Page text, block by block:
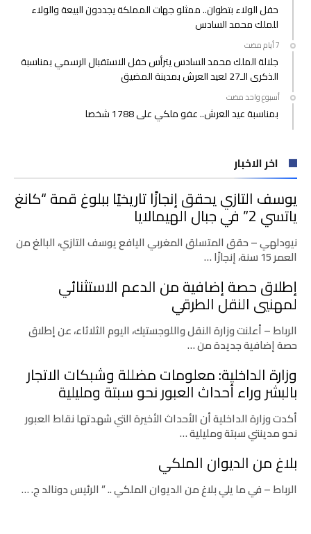
حفل الولاء بتطوان.. ممثلو جهات المملكة يجددون البيعة والولاء
للملك محمد السادس
جلالة الملك محمد السادس يترأس حفل الاستقبال الرسمي بمناسبة
الذكرى الـ27 لعيد العرش بمدينة المضيق
‫‫‫‏‫أسبوع واحد مضت‬
بمناسبة عيد العرش.. عفو ملكي على 1788 شخصا
اخر الاخبار
يوسف التازي يحقق إنجازًا تاريخيًا ببلوغ قمة “كانغ
ياتسي 2” في جبال الهيمالايا
نيودلهي – حقق المتسلق المغربي اليافع يوسف التازي، البالغ من
العمر 15 سنة، إنجازًا …
إطلاق حصة إضافية من الدعم الاستثنائي
لمهنيي النقل الطرقي
الرباط – أعلنت وزارة النقل واللوجستيك، اليوم الثلاثاء، عن إطلاق
حصة إضافية جديدة من …
وزارة الداخلية: معلومات مضللة وشبكات الاتجار
بالبشر وراء أحداث العبور نحو سبتة ومليلية
أكدت وزارة الداخلية أن الأحداث الأخيرة التي شهدتها نقاط العبور
نحو مدينتي سبتة ومليلية …
بلاغ من الديوان الملكي
الرباط – في ما يلي بلاغ من الديوان الملكي .. ” الرئيس دونالد ج. …